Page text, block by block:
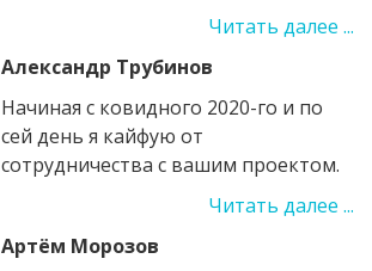
Читать далее ...
Александр Трубинов
Начиная с ковидного 2020-го и по
сей день я кайфую от
сотрудничества с вашим проектом.
Читать далее ...
Артём Морозов